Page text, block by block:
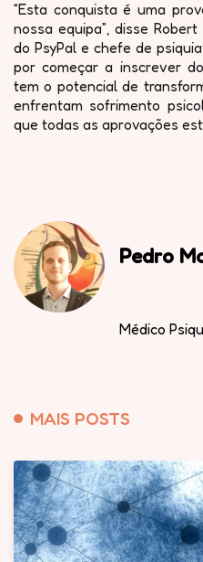
“Esta conquista é uma
nossa equipa”, disse
do PsyPal e chefe de
por começar a inscrever
tem o potencial de
enfrentam sofrimento
que todas as aprovações
Pedro
Médico
MAIS POSTS